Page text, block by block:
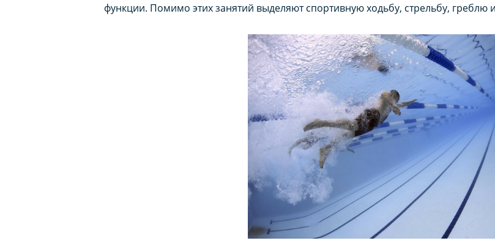
функции. Помимо этих занятий выделяют спортивную ходьбу, стрельбу, греблю